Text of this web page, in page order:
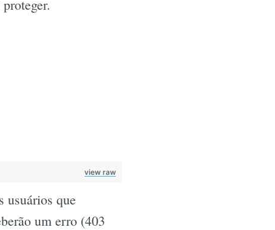
view raw
usuários que
um erro (403